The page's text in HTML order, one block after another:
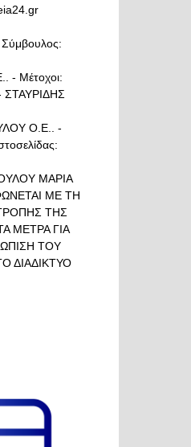
- Μέτοχοι:
Ο.Ε.. -
ΜΑΡΙΑ
ΜΕ ΤΗ
ΤΗΣ
ΜΕΤΡΑ ΓΙΑ
ΤΟΥ
ΔΙΑΔΙΚΤΥΟ